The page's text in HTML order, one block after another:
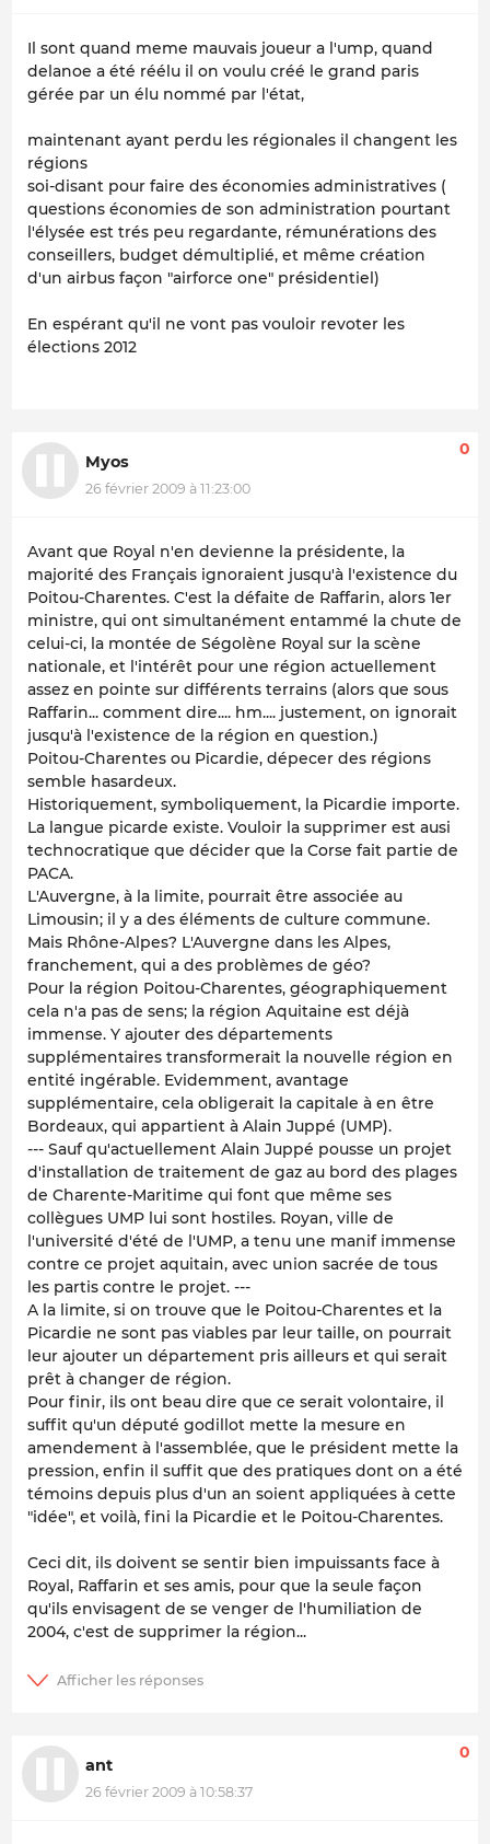
Il sont quand meme mauvais joueur a l'ump, quand
delanoe a été réélu il on voulu créé le grand paris
gérée par un élu nommé par l'état,
maintenant ayant perdu les régionales il changent les
régions
soi-disant pour faire des économies administratives (
questions économies de son administration pourtant
l'élysée est trés peu regardante, rémunérations des
conseillers, budget démultiplié, et même création
d'un airbus façon "airforce one" présidentiel)
En espérant qu'il ne vont pas vouloir revoter les
élections 2012
Myos
26 février 2009 à 11:23:00
0
Avant que Royal n'en devienne la présidente, la
majorité des Français ignoraient jusqu'à l'existence du
Poitou-Charentes. C'est la défaite de Raffarin, alors 1er
ministre, qui ont simultanément entammé la chute de
celui-ci, la montée de Ségolène Royal sur la scène
nationale, et l'intérêt pour une région actuellement
assez en pointe sur différents terrains (alors que sous
Raffarin... comment dire.... hm.... justement, on ignorait
jusqu'à l'existence de la région en question.)
Poitou-Charentes ou Picardie, dépecer des régions
semble hasardeux.
Historiquement, symboliquement, la Picardie importe.
La langue picarde existe. Vouloir la supprimer est ausi
technocratique que décider que la Corse fait partie de
PACA.
L'Auvergne, à la limite, pourrait être associée au
Limousin; il y a des éléments de culture commune.
Mais Rhône-Alpes? L'Auvergne dans les Alpes,
franchement, qui a des problèmes de géo?
Pour la région Poitou-Charentes, géographiquement
cela n'a pas de sens; la région Aquitaine est déjà
immense. Y ajouter des départements
supplémentaires transformerait la nouvelle région en
entité ingérable. Evidemment, avantage
supplémentaire, cela obligerait la capitale à en être
Bordeaux, qui appartient à Alain Juppé (UMP).
--- Sauf qu'actuellement Alain Juppé pousse un projet
d'installation de traitement de gaz au bord des plages
de Charente-Maritime qui font que même ses
collègues UMP lui sont hostiles. Royan, ville de
l'université d'été de l'UMP, a tenu une manif immense
contre ce projet aquitain, avec union sacrée de tous
les partis contre le projet. ---
A la limite, si on trouve que le Poitou-Charentes et la
Picardie ne sont pas viables par leur taille, on pourrait
leur ajouter un département pris ailleurs et qui serait
prêt à changer de région.
Pour finir, ils ont beau dire que ce serait volontaire, il
suffit qu'un député godillot mette la mesure en
amendement à l'assemblée, que le président mette la
pression, enfin il suffit que des pratiques dont on a été
témoins depuis plus d'un an soient appliquées à cette
"idée", et voilà, fini la Picardie et le Poitou-Charentes.
Ceci dit, ils doivent se sentir bien impuissants face à
Royal, Raffarin et ses amis, pour que la seule façon
qu'ils envisagent de se venger de l'humiliation de
2004, c'est de supprimer la région...
ant
26 février 2009 à 10:58:37
0